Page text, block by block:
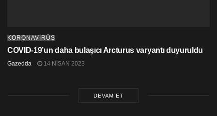
KORONAVİRÜS
COVID-19’un daha bulaşıcı Arcturus varyantı duyuruldu
Gazedda 14 NISAN 2023
DEVAM ET